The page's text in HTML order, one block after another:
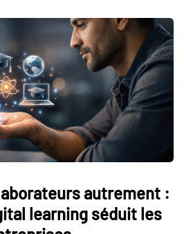
autrement :
learning séduit les